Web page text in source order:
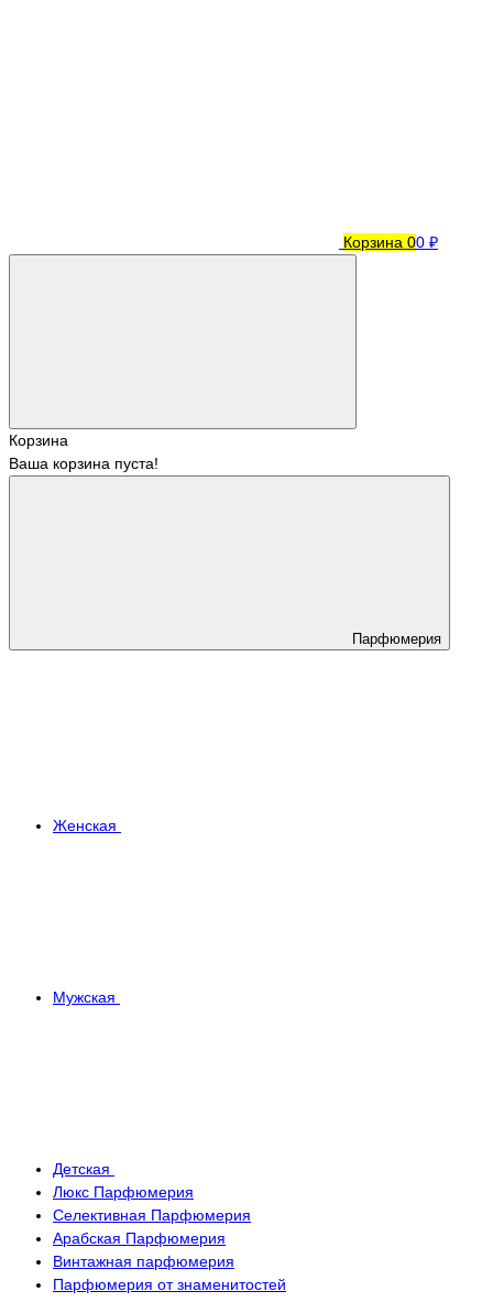
Корзина 00 ₽
Корзина
Ваша корзина пуста!
Парфюмерия
Женская
Мужская
Детская
Люкс Парфюмерия
Селективная Парфюмерия
Арабская Парфюмерия
Винтажная парфюмерия
Парфюмерия от знаменитостей